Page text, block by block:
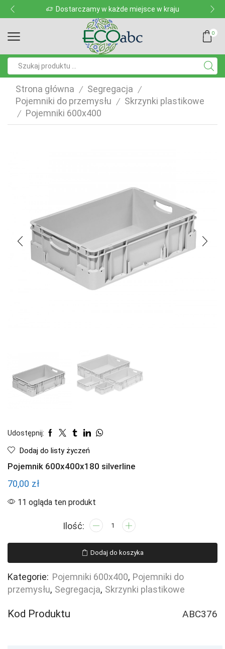
Dostarczamy w każde miejsce w kraju
0
Strona główna / Segregacja /
Pojemniki do przemysłu / Skrzynki plastikowe
/ Pojemniki 600x400
Udostępnij:
Dodaj do listy życzeń
Pojemnik 600x400x180 silverline
70,00 zł
11 ogląda ten produkt
ilość
600x400x180
silverline
Dodaj do koszyka
Kategorie: Pojemniki 600x400, Pojemniki do
przemysłu, Segregacja, Skrzynki plastikowe
Kod Produktu ABC376